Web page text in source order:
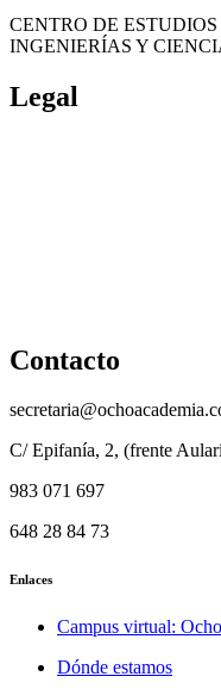
CENTRO DE
INGENIERÍAS Y
Legal
Contacto
C/ Epifanía, 2, (frente
983 071 697
648 28 84 73
Enlaces
Campus virtual:
Dónde estamos